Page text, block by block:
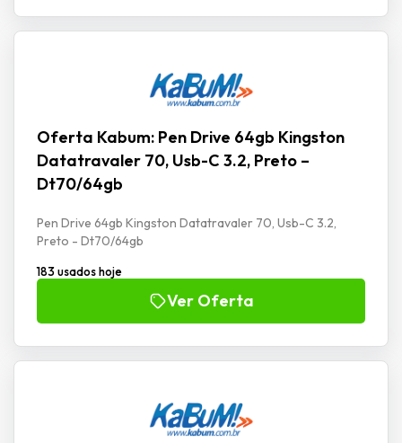
Oferta Kabum: Pen Drive 64gb Kingston
Datatravaler 70, Usb-C 3.2, Preto –
Dt70/64gb
Pen Drive 64gb Kingston Datatravaler 70, Usb-C 3.2,
Preto - Dt70/64gb
183 usados hoje
Ver Oferta